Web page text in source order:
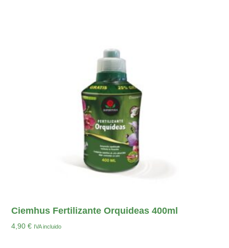
Ciemhus Fertilizante Orquideas 400ml
4,90€ IVA incluido